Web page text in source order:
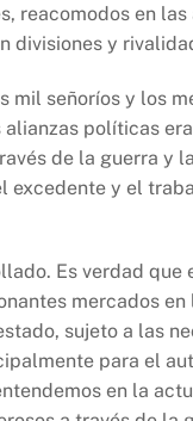
reacomodos en
divisiones y
mil señoríos y los
políticas
de la guerra y
excedente y el
Es verdad que
mercados
sujeto a las
para el
en la